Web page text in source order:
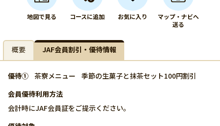
地図で見る コースに追加 お気に入り
マップ・ナビへ
送る
概要 JAF会員割引・優待情報
優待① 茶寮メニュー
季節の生菓子と抹茶セット100円割引
会員優待利用方法
会計時にJAF会員証をご提示ください。